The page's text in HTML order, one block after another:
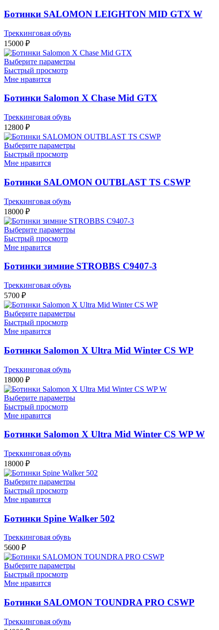
Ботинки SALOMON LEIGHTON MID GTX W
Треккинговая обувь
15000 ₽
Выберите параметры
Быстрый просмотр
Мне нравится
Ботинки Salomon X Chase Mid GTX
Треккинговая обувь
12800 ₽
Выберите параметры
Быстрый просмотр
Мне нравится
Ботинки SALOMON OUTBLAST TS CSWP
Треккинговая обувь
18000 ₽
Выберите параметры
Быстрый просмотр
Мне нравится
Ботинки зимние STROBBS C9407-3
Треккинговая обувь
5700 ₽
Выберите параметры
Быстрый просмотр
Мне нравится
Ботинки Salomon X Ultra Mid Winter CS WP
Треккинговая обувь
18000 ₽
Выберите параметры
Быстрый просмотр
Мне нравится
Ботинки Salomon X Ultra Mid Winter CS WP W
Треккинговая обувь
18000 ₽
Выберите параметры
Быстрый просмотр
Мне нравится
Ботинки Spine Walker 502
Треккинговая обувь
5600 ₽
Выберите параметры
Быстрый просмотр
Мне нравится
Ботинки SALOMON TOUNDRA PRO CSWP
Треккинговая обувь